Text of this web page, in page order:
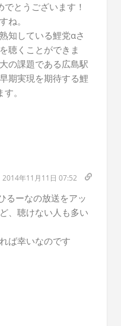
とうございます！
ね。
知している鯉党αさ
聴くことができま
の課題である広島駅
期実現を期待する鯉
。
2014年11月11日 07:52
るーなの放送をアッ
、聴けない人も多い
ば幸いなのです